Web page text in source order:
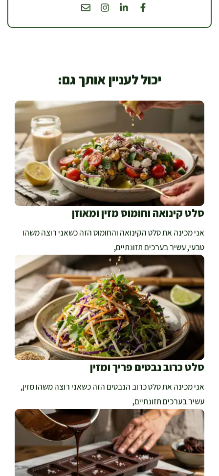
יכול לעניין אותך גם:
סלט קינואה וחומוס מזין ומאוזן
אני מכינה את סלט הקינואה והחומוס הזה כשאני רוצה משהו
טבעי, עשיר בערכים תזונתיים,
סלט כרוב נבטים פריך ומזין
אני מכינה את סלט כרוב הנבטים הזה כשאני רוצה משהו מזין,
עשיר בערכים תזונתיים,